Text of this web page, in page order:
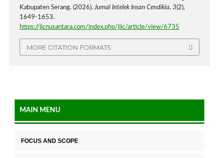
Kabupaten Serang. (2026).Jurnal Intelek Insan Cendikia, 3(2),
1649-1653.
https://jicnusantara.com/index.php/jiic/article/view/6735
MORE CITATION FORMATS
MAIN MENU
FOCUS AND SCOPE